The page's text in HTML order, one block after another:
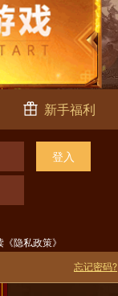
新手福利
登入
《隐私政策》
忘记密码?